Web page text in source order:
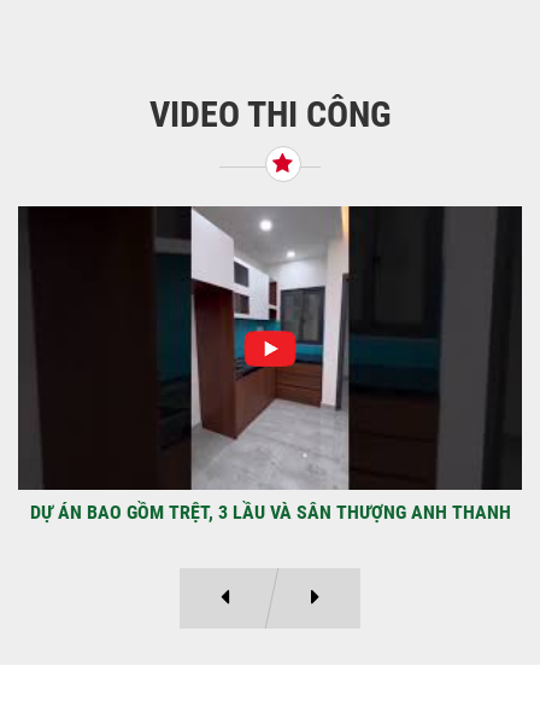
Tiếp nối sự tin tưởng từ quý khách hàng, vừa
qua Công Ty TNHH Thiết Kế Xây Dựng Sao
NHẬN CHÌA KHÓA – TRAO TỔ ẤM MỚI
TẠI PHƯỜNG AN LẠC
Địa điểm: Đường Lâm Hoành, phường An
LạcGia chủ: Anh Kỳ Xây Dựng Sao Việt chính
thức hoàn tất và...
VIDEO THI CÔNG
DỰ ÁN BAO GỒM TRỆT, 3 LẦU VÀ SÂN THƯỢNG ANH THANH